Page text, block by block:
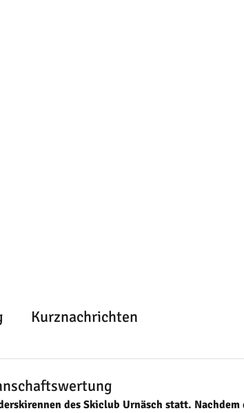
Kurznachrichten
des Skiclub Urnäsch statt. Nachdem